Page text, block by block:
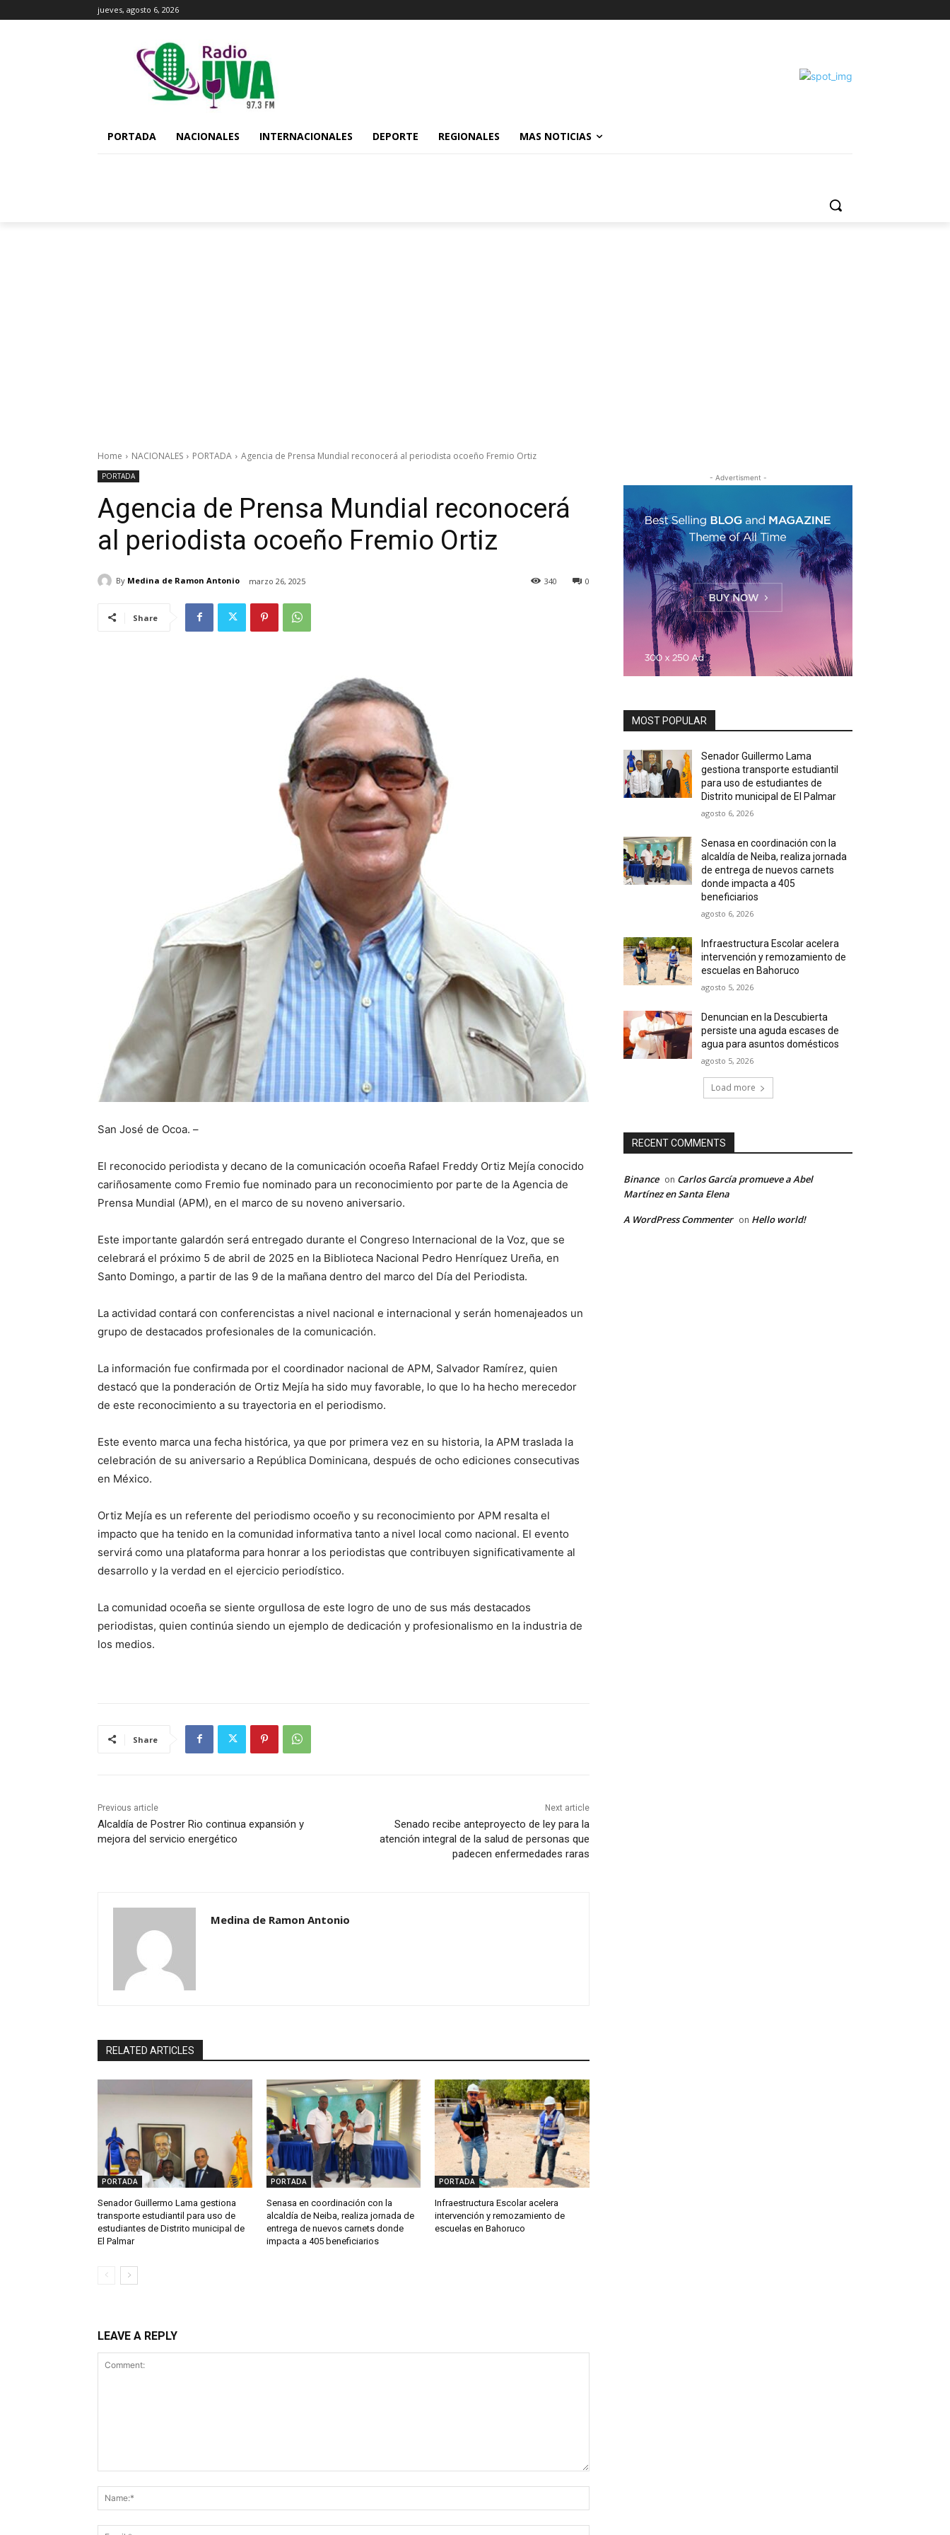
jueves, agosto 6, 2026
PORTADA NACIONALES INTERNACIONALES DEPORTE REGIONALES MAS NOTICIAS
Home NACIONALES PORTADA Agencia de Prensa Mundial reconocerá al periodista ocoeño Fremio Ortiz
PORTADA
Agencia de Prensa Mundial reconocerá
al periodista ocoeño Fremio Ortiz
By Medina de Ramon Antonio marzo 26, 2025 0
340
Share
San José de Ocoa. –
El reconocido periodista y decano de la comunicación ocoeña Rafael Freddy Ortiz Mejía conocido
cariñosamente como Fremio fue nominado para un reconocimiento por parte de la Agencia de
Prensa Mundial (APM), en el marco de su noveno aniversario.
Este importante galardón será entregado durante el Congreso Internacional de la Voz, que se
celebrará el próximo 5 de abril de 2025 en la Biblioteca Nacional Pedro Henríquez Ureña, en
Santo Domingo, a partir de las 9 de la mañana dentro del marco del Día del Periodista.
La actividad contará con conferencistas a nivel nacional e internacional y serán homenajeados un
grupo de destacados profesionales de la comunicación.
La información fue confirmada por el coordinador nacional de APM, Salvador Ramírez, quien
destacó que la ponderación de Ortiz Mejía ha sido muy favorable, lo que lo ha hecho merecedor
de este reconocimiento a su trayectoria en el periodismo.
Este evento marca una fecha histórica, ya que por primera vez en su historia, la APM traslada la
celebración de su aniversario a República Dominicana, después de ocho ediciones consecutivas
en México.
Ortiz Mejía es un referente del periodismo ocoeño y su reconocimiento por APM resalta el
impacto que ha tenido en la comunidad informativa tanto a nivel local como nacional. El evento
servirá como una plataforma para honrar a los periodistas que contribuyen significativamente al
desarrollo y la verdad en el ejercicio periodístico.
La comunidad ocoeña se siente orgullosa de este logro de uno de sus más destacados
periodistas, quien continúa siendo un ejemplo de dedicación y profesionalismo en la industria de
los medios.
Share
Previous article
Alcaldía de Postrer Rio continua expansión y
mejora del servicio energético
Next article
Senado recibe anteproyecto de ley para la
atención integral de la salud de personas que
padecen enfermedades raras
Medina de Ramon Antonio
RELATED ARTICLES
PORTADA
Senador Guillermo Lama gestiona
transporte estudiantil para uso de
estudiantes de Distrito municipal de
El Palmar
PORTADA
Senasa en coordinación con la
alcaldía de Neiba, realiza jornada de
entrega de nuevos carnets donde
impacta a 405 beneficiarios
PORTADA
Infraestructura Escolar acelera
intervención y remozamiento de
escuelas en Bahoruco
LEAVE A REPLY
- Advertisment -
MOST POPULAR
Senador Guillermo Lama
gestiona transporte estudiantil
para uso de estudiantes de
Distrito municipal de El Palmar
agosto 6, 2026
Senasa en coordinación con la
alcaldía de Neiba, realiza jornada
de entrega de nuevos carnets
donde impacta a 405
beneficiarios
agosto 6, 2026
Infraestructura Escolar acelera
intervención y remozamiento de
escuelas en Bahoruco
agosto 5, 2026
Denuncian en la Descubierta
persiste una aguda escases de
agua para asuntos domésticos
agosto 5, 2026
Load more
RECENT COMMENTS
Binance on Carlos García promueve a Abel
Martínez en Santa Elena
A WordPress Commenter on Hello world!